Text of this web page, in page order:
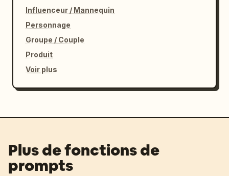
Influenceur / Mannequin
Personnage
Groupe / Couple
Produit
Voir plus
Plus de fonctions de
prompts